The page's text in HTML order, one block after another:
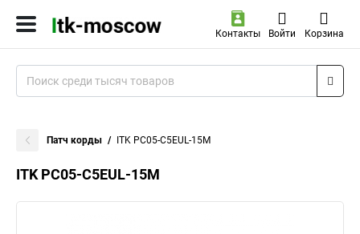
Контакты Войти Корзина
Патч корды ITK PC05-C5EUL-15M
ITK PC05-C5EUL-15M